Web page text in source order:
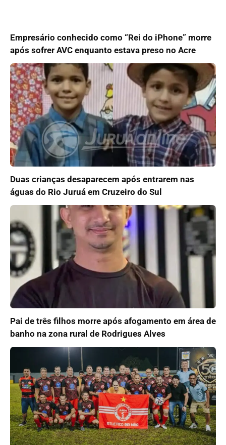
Empresário conhecido como “Rei do iPhone” morre
após sofrer AVC enquanto estava preso no Acre
Duas crianças desaparecem após entrarem nas
águas do Rio Juruá em Cruzeiro do Sul
Pai de três filhos morre após afogamento em área de
banho na zona rural de Rodrigues Alves